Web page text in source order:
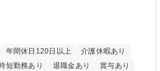
年間休日120日以上
介護休暇あり
短勤務あり 退職金あり 賞与あり